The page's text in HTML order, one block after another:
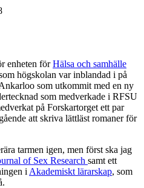
enheten förHälsa och samhälle
högskolan var inblandad i på
som utkommit med en ny
som medverkade i RFSU
på Forskartorget ett par
att skriva lättläst romaner för
tarmen igen, men först ska jag
of Sex Research samt ett
i Akademiskt lärarskap, som